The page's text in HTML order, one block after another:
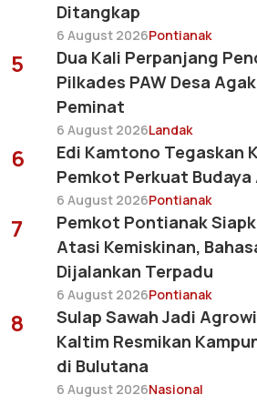
Ditangkap
6 August 2026Pontianak
5
Dua Kali Perpanjang
Pilkades PAW Desa
Peminat
6 August 2026Landak
6
Edi Kamtono Tegaskan
Pemkot Perkuat
6 August 2026Pontianak
7
Pemkot Pontianak
Atasi Kemiskinan,
Dijalankan Terpadu
6 August 2026Pontianak
8
Sulap Sawah Jadi
Kaltim Resmikan
di Bulutana
6 August 2026Nasional